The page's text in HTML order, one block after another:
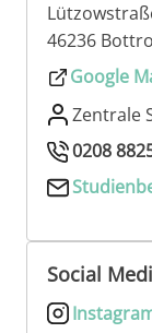
46236
Google
Zentrale
0208
Social